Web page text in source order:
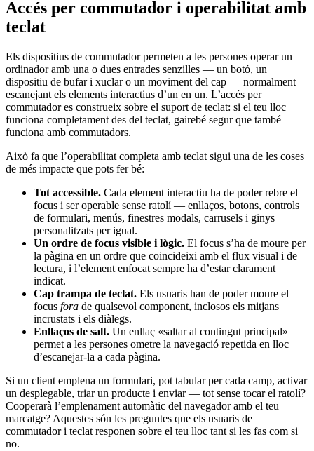
Accés per commutador i operabilitat amb
teclat
Els dispositius de commutador permeten a les persones operar un
ordinador amb una o dues entrades senzilles — un botó, un
dispositiu de bufar i xuclar o un moviment del cap — normalment
escanejant els elements interactius d’un en un. L’accés per
commutador es construeix sobre el suport de teclat: si el teu lloc
funciona completament des del teclat, gairebé segur que també
funciona amb commutadors.
Això fa que l’operabilitat completa amb teclat sigui una de les coses
de més impacte que pots fer bé:
Tot accessible. Cada element interactiu ha de poder rebre el
focus i ser operable sense ratolí — enllaços, botons, controls
de formulari, menús, finestres modals, carrusels i ginys
personalitzats per igual.
Un ordre de focus visible i lògic. El focus s’ha de moure per
la pàgina en un ordre que coincideixi amb el flux visual i de
lectura, i l’element enfocat sempre ha d’estar clarament
indicat.
Cap trampa de teclat. Els usuaris han de poder moure el
focus fora de qualsevol component, inclosos els mitjans
incrustats i els diàlegs.
Enllaços de salt. Un enllaç «saltar al contingut principal»
permet a les persones ometre la navegació repetida en lloc
d’escanejar-la a cada pàgina.
Si un client emplena un formulari, pot tabular per cada camp, activar
un desplegable, triar un producte i enviar — tot sense tocar el ratolí?
Cooperarà l’emplenament automàtic del navegador amb el teu
marcatge? Aquestes són les preguntes que els usuaris de
commutador i teclat responen sobre el teu lloc tant si les fas com si
no.